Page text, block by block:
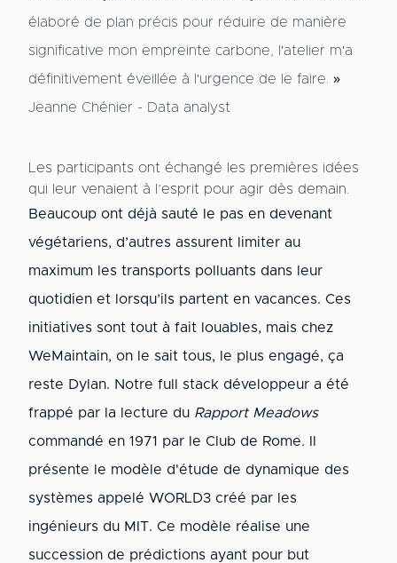
élaboré de plan précis pour réduire de manière
significative mon empreinte carbone, l'atelier m'a
définitivement éveillée à l'urgence de le faire. »
Jeanne Chénier - Data analyst
Les participants ont échangé les premières idées
qui leur venaient à l’esprit pour agir dès demain.
Beaucoup ont déjà sauté le pas en devenant
végétariens, d’autres assurent limiter au
maximum les transports polluants dans leur
quotidien et lorsqu’ils partent en vacances. Ces
initiatives sont tout à fait louables, mais chez
WeMaintain, on le sait tous, le plus engagé, ça
reste Dylan. Notre full stack développeur a été
frappé par la lecture du Rapport Meadows
commandé en 1971 par le Club de Rome. Il
présente le modèle d'étude de dynamique des
systèmes appelé WORLD3 créé par les
ingénieurs du MIT. Ce modèle réalise une
succession de prédictions ayant pour but